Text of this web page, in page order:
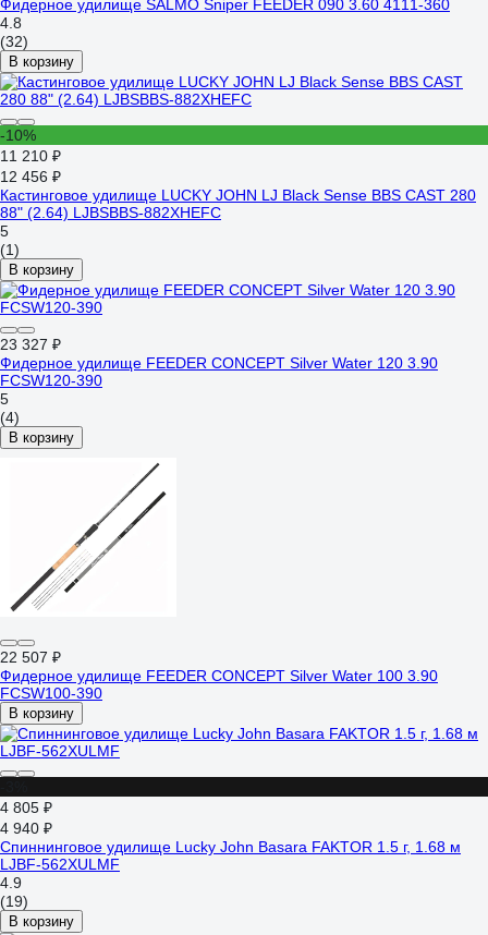
Фидерное удилище SALMO Sniper FEEDER 090 3.60 4111-360
4.8
(32)
В корзину
-10%
11 210 ₽
12 456 ₽
Кастинговое удилище LUCKY JOHN LJ Black Sense BBS CAST 280
88" (2.64) LJBSBBS-882XHEFC
5
(1)
В корзину
23 327 ₽
Фидерное удилище FEEDER CONCEPT Silver Water 120 3.90
FCSW120-390
5
(4)
В корзину
22 507 ₽
Фидерное удилище FEEDER CONCEPT Silver Water 100 3.90
FCSW100-390
В корзину
4 805 ₽
4 940 ₽
Спиннинговое удилище Lucky John Basara FAKTOR 1.5 г, 1.68 м
LJBF-562XULMF
4.9
(19)
В корзину